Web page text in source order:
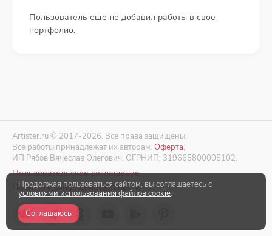
Пользователь еще не добавил работы в свое
портфолио.
Artister.ru © 2017-2026. Все права защищены.
Все работы принадлежат их авторам. Оферта.
ИП Рябов Вячеслав Олегович. ОГРНИП: 319665800005102.
Пользовательское соглашение
Политика конфиденциальности
Продолжая пользоваться сайтом, вы соглашаетесь с
условиями использования файлов cookie.
Соглашаюсь